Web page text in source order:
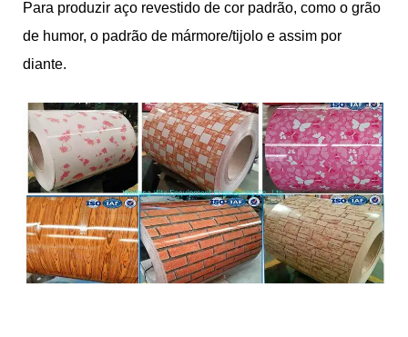
Para produzir aço revestido de cor padrão, como o grão
de humor, o padrão de mármore/tijolo e assim por
diante.